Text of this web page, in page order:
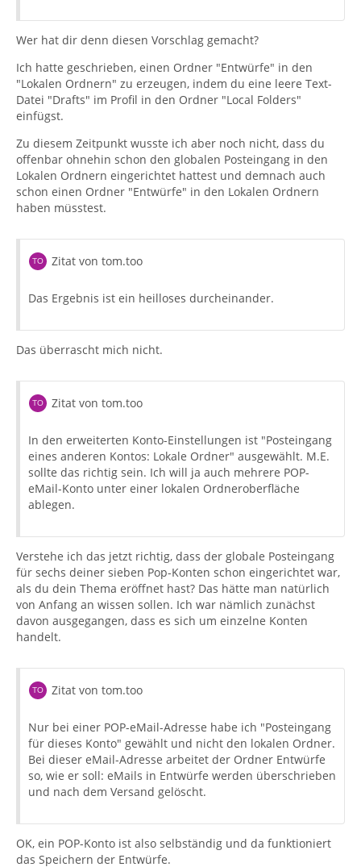
Wer hat dir denn diesen Vorschlag gemacht?
Ich hatte geschrieben, einen Ordner "Entwürfe" in den
"Lokalen Ordnern" zu erzeugen, indem du eine leere Text-
Datei "Drafts" im Profil in den Ordner "Local Folders"
einfügst.
Zu diesem Zeitpunkt wusste ich aber noch nicht, dass du
offenbar ohnehin schon den globalen Posteingang in den
Lokalen Ordnern eingerichtet hattest und demnach auch
schon einen Ordner "Entwürfe" in den Lokalen Ordnern
haben müsstest.
Zitat von tom.too
Das Ergebnis ist ein heilloses durcheinander.
Das überrascht mich nicht.
Zitat von tom.too
In den erweiterten Konto-Einstellungen ist "Posteingang
eines anderen Kontos: Lokale Ordner" ausgewählt. M.E.
sollte das richtig sein. Ich will ja auch mehrere POP-
eMail-Konto unter einer lokalen Ordneroberfläche
ablegen.
Verstehe ich das jetzt richtig, dass der globale Posteingang
für sechs deiner sieben Pop-Konten schon eingerichtet war,
als du dein Thema eröffnet hast? Das hätte man natürlich
von Anfang an wissen sollen. Ich war nämlich zunächst
davon ausgegangen, dass es sich um einzelne Konten
handelt.
Zitat von tom.too
Nur bei einer POP-eMail-Adresse habe ich "Posteingang
für dieses Konto" gewählt und nicht den lokalen Ordner.
Bei dieser eMail-Adresse arbeitet der Ordner Entwürfe
so, wie er soll: eMails in Entwürfe werden überschrieben
und nach dem Versand gelöscht.
OK, ein POP-Konto ist also selbständig und da funktioniert
das Speichern der Entwürfe.